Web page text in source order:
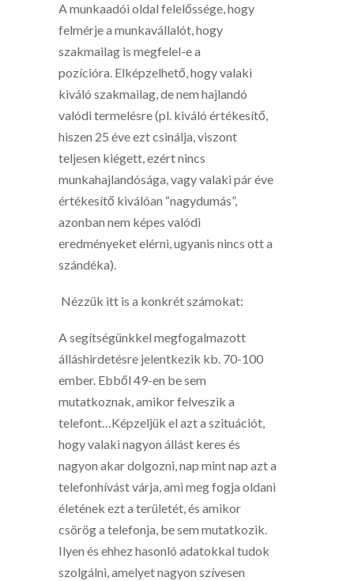
A munkaadói oldal felelőssége, hogy
felmérje a munkavállalót, hogy
szakmailag is megfelel-e a
pozícióra. Elképzelhető, hogy valaki
kiváló szakmailag, de nem hajlandó
valódi termelésre (pl. kiváló értékesítő,
hiszen 25 éve ezt csinálja, viszont
teljesen kiégett, ezért nincs
munkahajlandósága, vagy valaki pár éve
értékesítő kiválóan “nagydumás”,
azonban nem képes valódi
eredményeket elérni, ugyanis nincs ott a
szándéka).
Nézzük itt is a konkrét számokat:
A segítségünkkel megfogalmazott
álláshirdetésre jelentkezik kb. 70-100
ember. Ebből 49-en be sem
mutatkoznak, amikor felveszik a
telefont…Képzeljük el azt a szituációt,
hogy valaki nagyon állást keres és
nagyon akar dolgozni, nap mint nap azt a
telefonhívást várja, ami meg fogja oldani
életének ezt a területét, és amikor
csörög a telefonja, be sem mutatkozik.
Ilyen és ehhez hasonló adatokkal tudok
szolgálni, amelyet nagyon szívesen